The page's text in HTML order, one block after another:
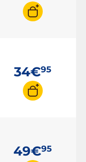
34€95
49€95